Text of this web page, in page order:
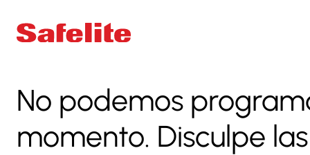
No podemos
momento. Disculpe